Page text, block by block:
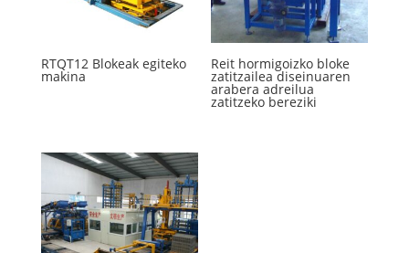
RTQT12 Blokeak egiteko
makina
Reit hormigoizko bloke
zatitzailea diseinuaren
arabera adreilua
zatitzeko bereziki